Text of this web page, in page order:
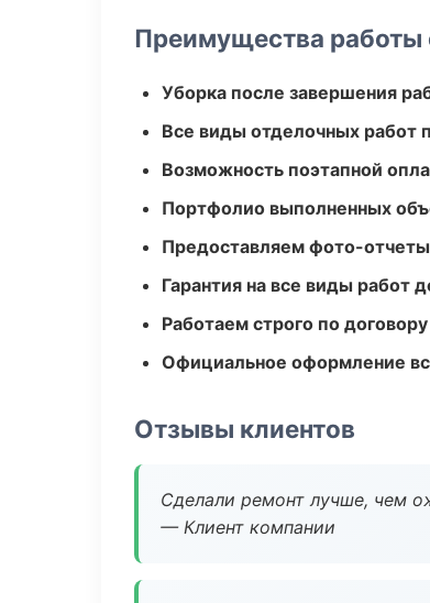
Преимущества работы
Уборка после завершения
Все виды отделочных работ
Возможность поэтапной
Портфолио выполненных
Предоставляем фото-
Гарантия на все виды работ
Работаем строго по
Официальное оформление
Отзывы клиентов
Сделали ремонт лучше, чем
— Клиент компании